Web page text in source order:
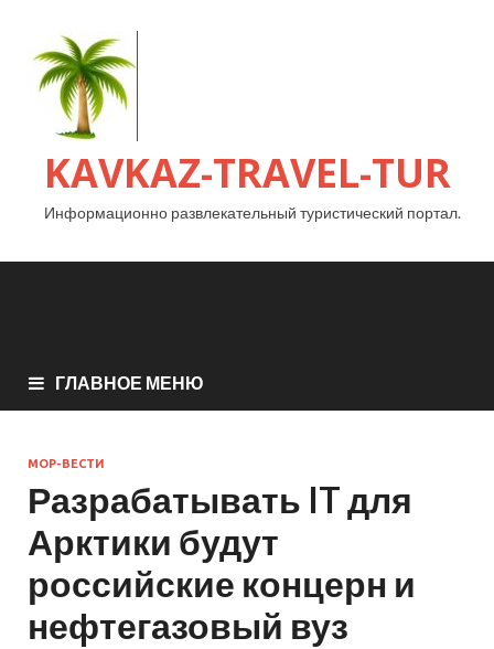
KAVKAZ-TRAVEL-TUR
Информационно развлекательный туристический портал.
ГЛАВНОЕ МЕНЮ
МОР-ВЕСТИ
Разрабатывать IT для
Арктики будут
российские концерн и
нефтегазовый вуз